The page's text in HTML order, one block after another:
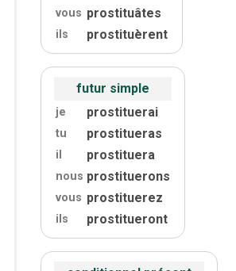
vous prostituâtes
ils prostituèrent
futur simple
je prostituerai
tu prostitueras
il prostituera
nous prostituerons
vous prostituerez
ils prostitueront